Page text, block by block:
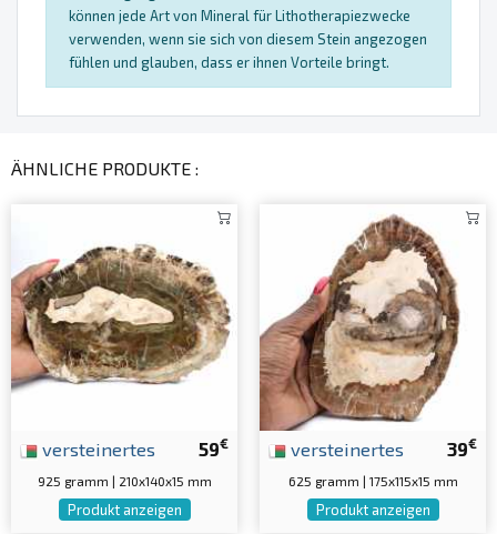
können jede Art von Mineral für Lithotherapiezwecke
verwenden, wenn sie sich von diesem Stein angezogen
fühlen und glauben, dass er ihnen Vorteile bringt.
ÄHNLICHE PRODUKTE :
59€
versteinertes
925 gramm | 210x140x15 mm
Produkt anzeigen
39€
versteinertes
625 gramm | 175x115x15 mm
Produkt anzeigen